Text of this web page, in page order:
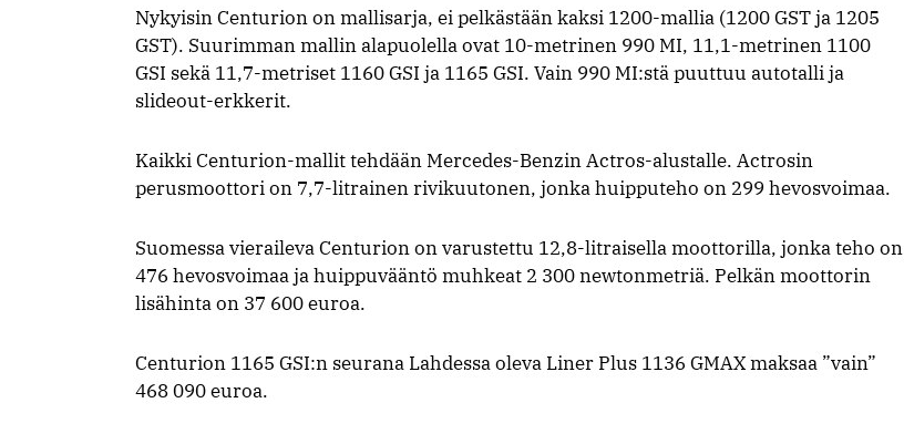
Nykyisin Centurion on mallisarja, ei pelkästään kaksi 1200-mallia (1200 GST ja 1205
GST). Suurimman mallin alapuolella ovat 10-metrinen 990 MI, 11,1-metrinen 1100
GSI sekä 11,7-metriset 1160 GSI ja 1165 GSI. Vain 990 MI:stä puuttuu autotalli ja
slideout-erkkerit.
Kaikki Centurion-mallit tehdään Mercedes-Benzin Actros-alustalle. Actrosin
perusmoottori on 7,7-litrainen rivikuutonen, jonka huipputeho on 299 hevosvoimaa.
Suomessa vieraileva Centurion on varustettu 12,8-litraisella moottorilla, jonka teho on
476 hevosvoimaa ja huippuvääntö muhkeat 2 300 newtonmetriä. Pelkän moottorin
lisähinta on 37 600 euroa.
Centurion 1165 GSI:n seurana Lahdessa oleva Liner Plus 1136 GMAX maksaa ”vain”
468 090 euroa.